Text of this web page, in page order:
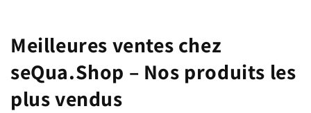
Meilleures ventes chez
seQua.Shop – Nos produits les
plus vendus